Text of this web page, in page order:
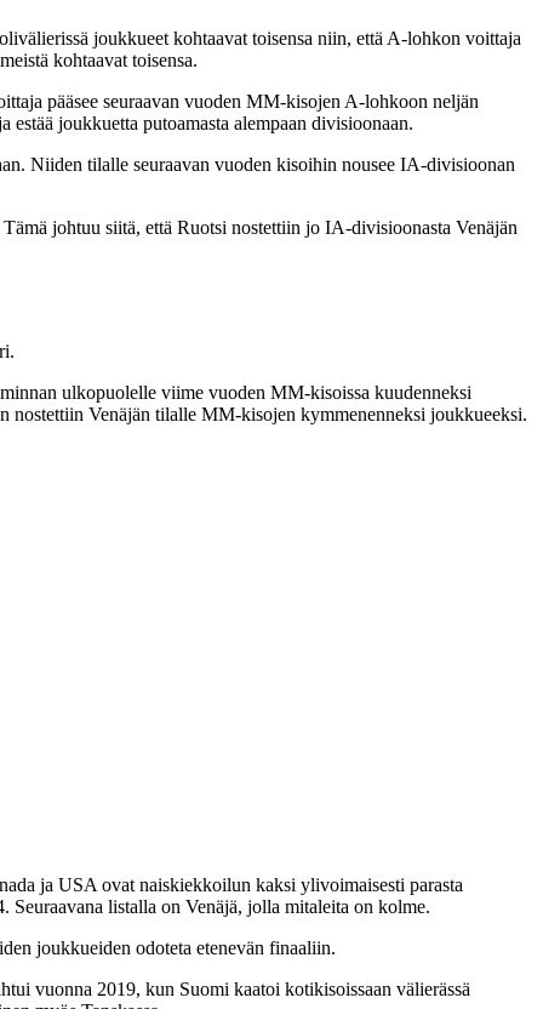
joukkueet kohtaavat toisensa niin, että A-lohkon voittaja
kohtaavat toisensa.
pääsee seuraavan vuoden MM-kisojen A-lohkoon neljän
joukkuetta putoamasta alempaan divisioonaan.
Niiden tilalle seuraavan vuoden kisoihin nousee IA-divisioonan
johtuu siitä, että Ruotsi nostettiin jo IA-divisioonasta Venäjän
ulkopuolelle viime vuoden MM-kisoissa kuudenneksi
nostettiin Venäjän tilalle MM-kisojen kymmenenneksi joukkueeksi.
ja USA ovat naiskiekkoilun kaksi ylivoimaisesti parasta
listalla on Venäjä, jolla mitaleita on kolme.
joukkueiden odoteta etenevän finaaliin.
vuonna 2019, kun Suomi kaatoi kotikisoissaan välierässä